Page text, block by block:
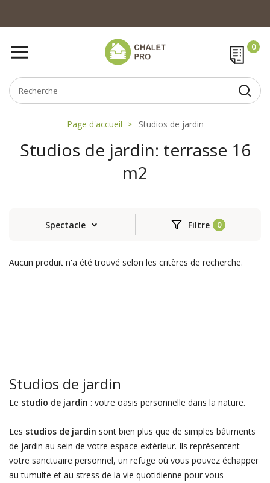
Page d'accueil Studios de jardin
Studios de jardin: terrasse 16
m2
Spectacle Filtre
Aucun produit n'a été trouvé selon les critères de recherche.
Studios de jardin
Le studio de jardin : votre oasis personnelle dans la nature.
Les studios de jardin sont bien plus que de simples bâtiments
de jardin au sein de votre espace extérieur. Ils représentent
votre sanctuaire personnel, un refuge où vous pouvez échapper
au tumulte et au stress de la vie quotidienne pour vous